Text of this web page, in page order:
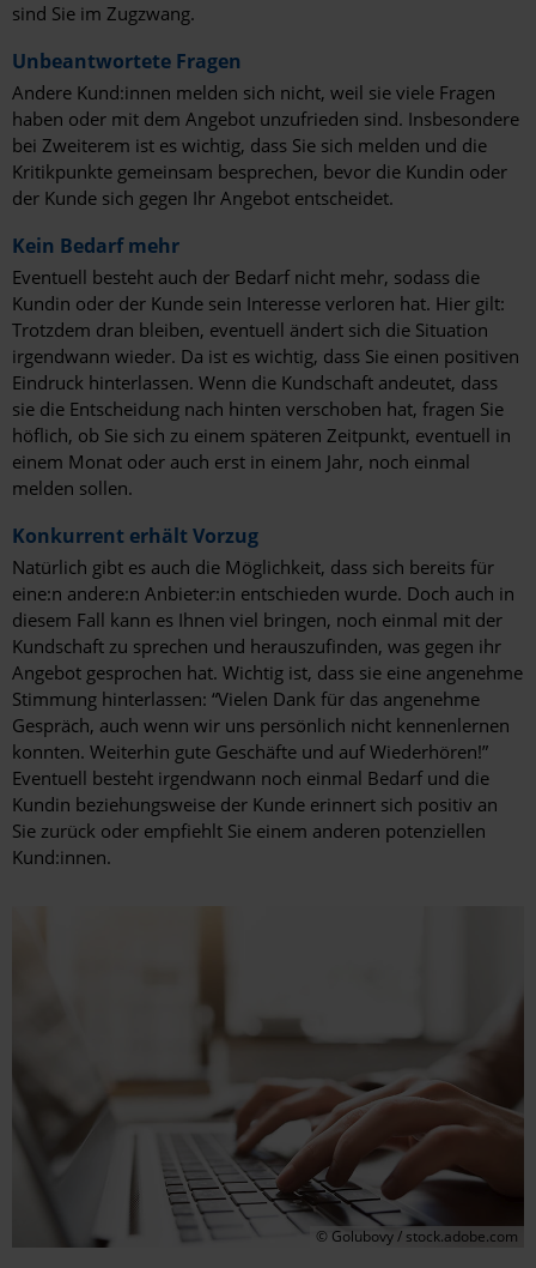
sind Sie im Zugzwang.
Unbeantwortete Fragen
Andere Kund:innen melden sich nicht, weil sie viele Fragen
haben oder mit dem Angebot unzufrieden sind. Insbesondere
bei Zweiterem ist es wichtig, dass Sie sich melden und die
Kritikpunkte gemeinsam besprechen, bevor die Kundin oder
der Kunde sich gegen Ihr Angebot entscheidet.
Kein Bedarf mehr
Eventuell besteht auch der Bedarf nicht mehr, sodass die
Kundin oder der Kunde sein Interesse verloren hat. Hier gilt:
Trotzdem dran bleiben, eventuell ändert sich die Situation
irgendwann wieder. Da ist es wichtig, dass Sie einen positiven
Eindruck hinterlassen. Wenn die Kundschaft andeutet, dass
sie die Entscheidung nach hinten verschoben hat, fragen Sie
höflich, ob Sie sich zu einem späteren Zeitpunkt, eventuell in
einem Monat oder auch erst in einem Jahr, noch einmal
melden sollen.
Konkurrent erhält Vorzug
Natürlich gibt es auch die Möglichkeit, dass sich bereits für
eine:n andere:n Anbieter:in entschieden wurde. Doch auch in
diesem Fall kann es Ihnen viel bringen, noch einmal mit der
Kundschaft zu sprechen und herauszufinden, was gegen ihr
Angebot gesprochen hat. Wichtig ist, dass sie eine angenehme
Stimmung hinterlassen: “Vielen Dank für das angenehme
Gespräch, auch wenn wir uns persönlich nicht kennenlernen
konnten. Weiterhin gute Geschäfte und auf Wiederhören!”
Eventuell besteht irgendwann noch einmal Bedarf und die
Kundin beziehungsweise der Kunde erinnert sich positiv an
Sie zurück oder empfiehlt Sie einem anderen potenziellen
Kund:innen.
© Golubovy / stock.adobe.com